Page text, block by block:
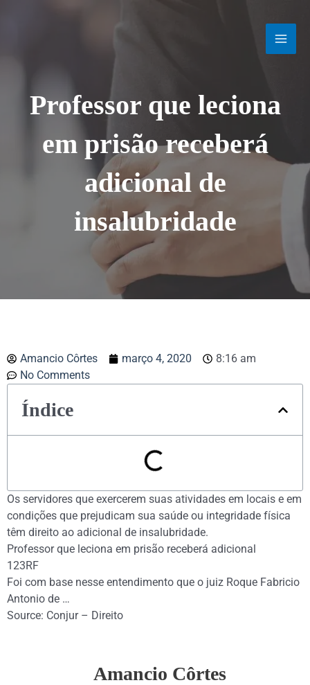
Professor que leciona
em prisão receberá
adicional de
insalubridade
Amancio Côrtes março 4, 2020
8:16 am
No Comments
Índice
Os servidores que exercerem suas atividades em locais e em
condições que prejudicam sua saúde ou integridade física
têm direito ao adicional de insalubridade.
Professor que leciona em prisão receberá adicional
123RF
Foi com base nesse entendimento que o juiz Roque Fabricio
Antonio de …
Source: Conjur – Direito
Amancio Côrtes